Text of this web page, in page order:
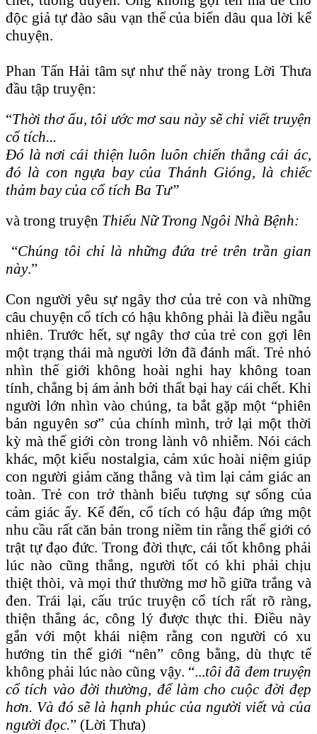
độc giả tự đào sâu vạn thể của biển dâu qua lời kể
chuyện.
Phan Tấn Hải tâm sự như thế này trong Lời Thưa
đầu tập truyện:
“Thời thơ ấu, tôi ước mơ sau này sẽ chỉ viết truyện
cổ tích...
Đó là nơi cái thiện luôn luôn chiến thắng cái ác,
đó là con ngựa bay của Thánh Gióng, là chiếc
thảm bay của cổ tích Ba Tư”
và trong truyện Thiếu Nữ Trong Ngôi Nhà Bệnh:
“Chúng tôi chỉ là những đứa trẻ trên trần gian
này.”
Con người yêu sự ngây thơ của trẻ con và những
câu chuyện cổ tích có hậu không phải là điều ngẫu
nhiên. Trước hết, sự ngây thơ của trẻ con gợi lên
một trạng thái mà người lớn đã đánh mất. Trẻ nhỏ
nhìn thế giới không hoài nghi hay không toan
tính, chẳng bị ám ảnh bởi thất bại hay cái chết. Khi
người lớn nhìn vào chúng, ta bắt gặp một “phiên
bản nguyên sơ” của chính mình, trở lại một thời
kỳ mà thế giới còn trong lành vô nhiễm. Nói cách
khác, một kiểu nostalgia, cảm xúc hoài niệm giúp
con người giảm căng thẳng và tìm lại cảm giác an
toàn. Trẻ con trở thành biểu tượng sự sống của
cảm giác ấy. Kế đến, cổ tích có hậu đáp ứng một
nhu cầu rất căn bản trong niềm tin rằng thế giới có
trật tự đạo đức. Trong đời thực, cái tốt không phải
lúc nào cũng thắng, người tốt có khi phải chịu
thiệt thòi, và mọi thứ thường mơ hồ giữa trắng và
đen. Trái lại, cấu trúc truyện cổ tích rất rõ ràng,
thiện thắng ác, công lý được thực thi. Điều này
gắn với một khái niệm rằng con người có xu
hướng tin thế giới “nên” công bằng, dù thực tế
không phải lúc nào cũng vậy. “...tôi đã đem truyện
cổ tích vào đời thường, để làm cho cuộc đời đẹp
hơn. Và đó sẽ là hạnh phúc của người viết và của
người đọc.” (Lời Thưa)